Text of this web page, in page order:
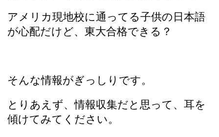
アメリカ現地校に通ってる子供の日本語
が心配だけど、東大合格できる？
そんな情報がぎっしりです。
とりあえず、情報収集だと思って、耳を
傾けてみてください。